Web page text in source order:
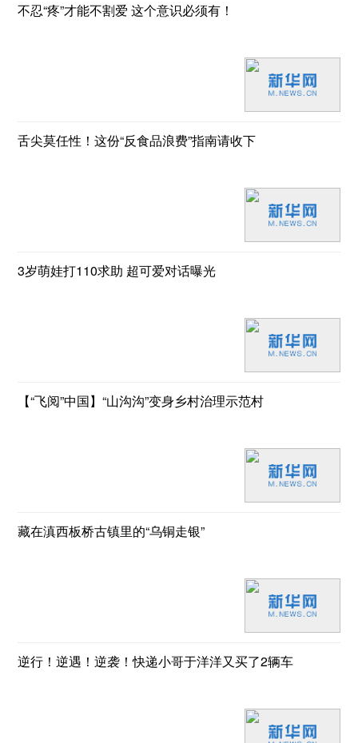
不忍“疼”才能不割爱 这个意识必须有！
舌尖莫任性！这份“反食品浪费”指南请收下
3岁萌娃打110求助 超可爱对话曝光
【“飞阅”中国】“山沟沟”变身乡村治理示范村
藏在滇西板桥古镇里的“乌铜走银”
逆行！逆遇！逆袭！快递小哥于洋洋又买了2辆车